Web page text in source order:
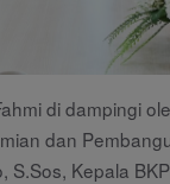
di dampingi
dan
Kepala